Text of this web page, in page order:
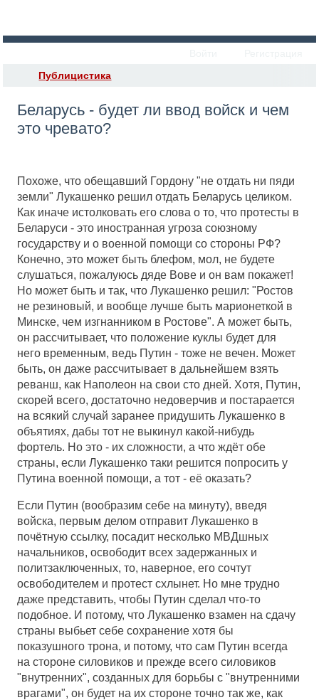
Публицистика
Беларусь - будет ли ввод войск и чем
это чревато?
Похоже, что обещавший Гордону "не отдать ни пяди
земли" Лукашенко решил отдать Беларусь целиком.
Как иначе истолковать его слова о то, что протесты в
Беларуси - это иностранная угроза союзному
государству и о военной помощи со стороны РФ?
Конечно, это может быть блефом, мол, не будете
слушаться, пожалуюсь дяде Вове и он вам покажет!
Но может быть и так, что Лукашенко решил: "Ростов
не резиновый, и вообще лучше быть марионеткой в
Минске, чем изгнанником в Ростове". А может быть,
он рассчитывает, что положение куклы будет для
него временным, ведь Путин - тоже не вечен. Может
быть, он даже рассчитывает в дальнейшем взять
реванш, как Наполеон на свои сто дней. Хотя, Путин,
скорей всего, достаточно недоверчив и постарается
на всякий случай заранее придушить Лукашенко в
объятиях, дабы тот не выкинул какой-нибудь
фортель. Но это - их сложности, а что ждёт обе
страны, если Лукашенко таки решится попросить у
Путина военной помощи, а тот - её оказать?
Если Путин (вообразим себе на минуту), введя
войска, первым делом отправит Лукашенко в
почётную ссылку, посадит несколько МВДшных
начальников, освободит всех задержанных и
политзаключенных, то, наверное, его сочтут
освободителем и протест схлынет. Но мне трудно
даже представить, чтобы Путин сделал что-то
подобное. И потому, что Лукашенко взамен на сдачу
страны выбьет себе сохранение хотя бы
показушного трона, и потому, что сам Путин всегда
на стороне силовиков и прежде всего силовиков
"внутренних", созданных для борьбы с "внутренними
врагами", он будет на их стороне точно так же, как